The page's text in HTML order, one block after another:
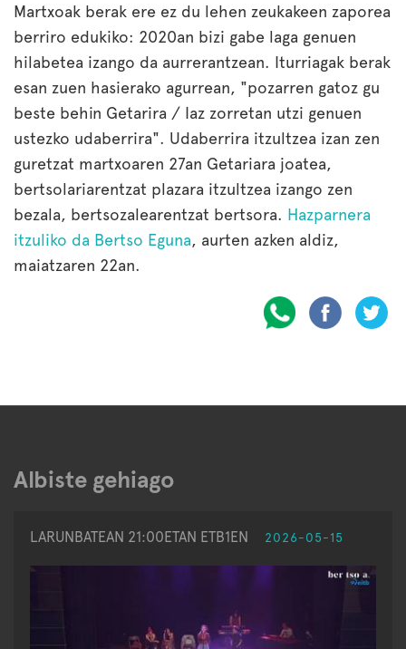
Martxoak berak ere ez du lehen zeukakeen zaporea
berriro edukiko: 2020an bizi gabe laga genuen
hilabetea izango da aurrerantzean. Iturriagak berak
esan zuen hasierako agurrean, "pozarren gatoz gu
beste behin Getarira / Iaz zorretan utzi genuen
ustezko udaberrira". Udaberrira itzultzea izan zen
guretzat martxoaren 27an Getariara joatea,
bertsolariarentzat plazara itzultzea izango zen
bezala, bertsozalearentzat bertsora. Hazparnera
itzuliko da Bertso Eguna, aurten azken aldiz,
maiatzaren 22an.
Albiste gehiago
LARUNBATEAN 21:00ETAN ETB1EN 2026-05-15